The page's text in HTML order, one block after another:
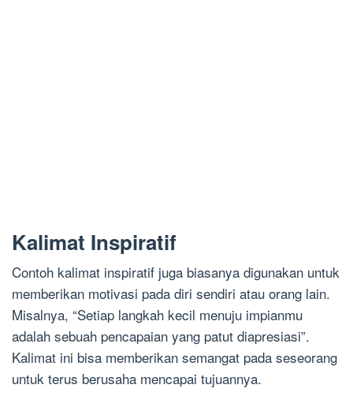
Kalimat Inspiratif
Contoh kalimat inspiratif juga biasanya digunakan untuk
memberikan motivasi pada diri sendiri atau orang lain.
Misalnya, “Setiap langkah kecil menuju impianmu
adalah sebuah pencapaian yang patut diapresiasi”.
Kalimat ini bisa memberikan semangat pada seseorang
untuk terus berusaha mencapai tujuannya.